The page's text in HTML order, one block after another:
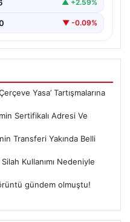
▲ +2.59%
▼ -0.09%
Yasa’ Tartışmalarına
Sertifikalı Adresi Ve
Transferi Yakında Belli
Kullanımı Nedeniyle
gündem olmuştu!